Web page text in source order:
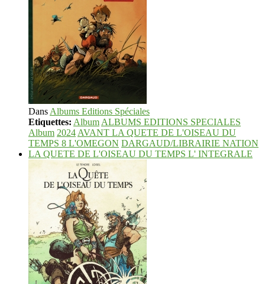
Dans Albums Editions Spéciales
Etiquettes: Album ALBUMS EDITIONS SPECIALES
Album 2024 AVANT LA QUETE DE L'OISEAU DU
TEMPS 8 L'OMEGON DARGAUD/LIBRAIRIE NATION
LA QUETE DE L'OISEAU DU TEMPS L' INTEGRALE